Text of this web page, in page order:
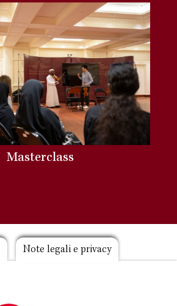
Masterclass
Note legali e privacy